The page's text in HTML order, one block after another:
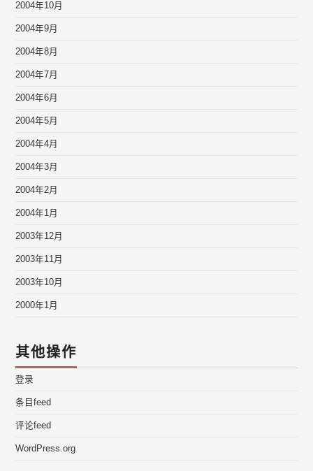
2004年10月
2004年9月
2004年8月
2004年7月
2004年6月
2004年5月
2004年4月
2004年3月
2004年2月
2004年1月
2003年12月
2003年11月
2003年10月
2000年1月
其他操作
登录
条目feed
评论feed
WordPress.org